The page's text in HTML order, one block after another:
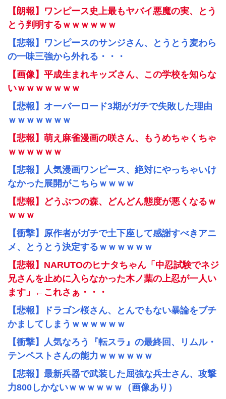
【朗報】ワンピース史上最もヤバイ悪魔の実、とう
とう判明するｗｗｗｗｗｗ
【悲報】ワンピースのサンジさん、とうとう麦わら
の一味三強から外れる・・・
【画像】平成生まれキッズさん、この学校を知らな
いｗｗｗｗｗｗｗ
【悲報】オーバーロード3期がガチで失敗した理由
ｗｗｗｗｗｗｗ
【悲報】萌え麻雀漫画の咲さん、もうめちゃくちゃ
ｗｗｗｗｗｗ
【悲報】人気漫画ワンピース、絶対にやっちゃいけ
なかった展開がこちらｗｗｗｗ
【悲報】どうぶつの森、どんどん態度が悪くなるｗ
ｗｗｗ
【衝撃】原作者がガチで土下座して感謝すべきアニ
メ、とうとう決定するｗｗｗｗｗｗ
【悲報】NARUTOのヒナタちゃん「中忍試験でネジ
兄さんを止めに入らなかった木ノ葉の上忍が一人い
ます」←これさぁ・・・
【悲報】ドラゴン桜さん、とんでもない暴論をブチ
かましてしまうｗｗｗｗｗｗ
【衝撃】人気なろう『転スラ』の最終回、リムル・
テンペストさんの能力ｗｗｗｗｗｗ
【悲報】最新兵器で武装した屈強な兵士さん、攻撃
力800しかないｗｗｗｗｗｗ（画像あり）